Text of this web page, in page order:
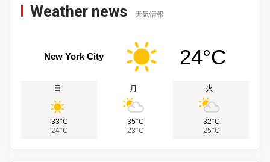
Weather news 天気情報
New York City 24°C
日
33°C
24°C
月
35°C
23°C
火
32°C
25°C